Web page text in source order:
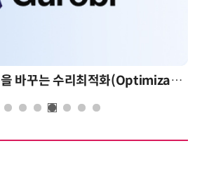
: 폭증하는 AI 토큰 비용 관리 전략